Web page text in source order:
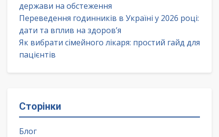
держави на обстеження
Переведення годинників в Україні у 2026 році:
дати та вплив на здоров’я
Як вибрати сімейного лікаря: простий гайд для
пацієнтів
Сторінки
Блог